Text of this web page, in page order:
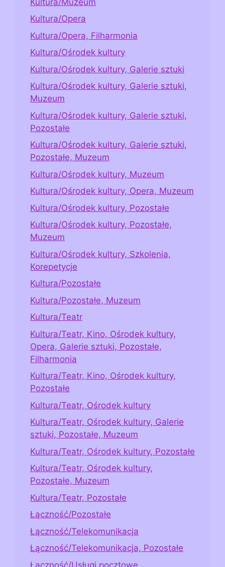
Kultura/Opera
Kultura/Opera, Filharmonia
Kultura/Ośrodek kultury
Kultura/Ośrodek kultury, Galerie sztuki
Kultura/Ośrodek kultury, Galerie sztuki,
Muzeum
Kultura/Ośrodek kultury, Galerie sztuki,
Pozostałe
Kultura/Ośrodek kultury, Galerie sztuki,
Pozostałe, Muzeum
Kultura/Ośrodek kultury, Muzeum
Kultura/Ośrodek kultury, Opera, Muzeum
Kultura/Ośrodek kultury, Pozostałe
Kultura/Ośrodek kultury, Pozostałe,
Muzeum
Kultura/Ośrodek kultury, Szkolenia,
Korepetycje
Kultura/Pozostałe
Kultura/Pozostałe, Muzeum
Kultura/Teatr
Kultura/Teatr, Kino, Ośrodek kultury,
Opera, Galerie sztuki, Pozostałe,
Filharmonia
Kultura/Teatr, Kino, Ośrodek kultury,
Pozostałe
Kultura/Teatr, Ośrodek kultury
Kultura/Teatr, Ośrodek kultury, Galerie
sztuki, Pozostałe, Muzeum
Kultura/Teatr, Ośrodek kultury, Pozostałe
Kultura/Teatr, Ośrodek kultury,
Pozostałe, Muzeum
Kultura/Teatr, Pozostałe
Łączność/Pozostałe
Łączność/Telekomunikacja
Łączność/Telekomunikacja, Pozostałe
Łączność/Usługi pocztowe